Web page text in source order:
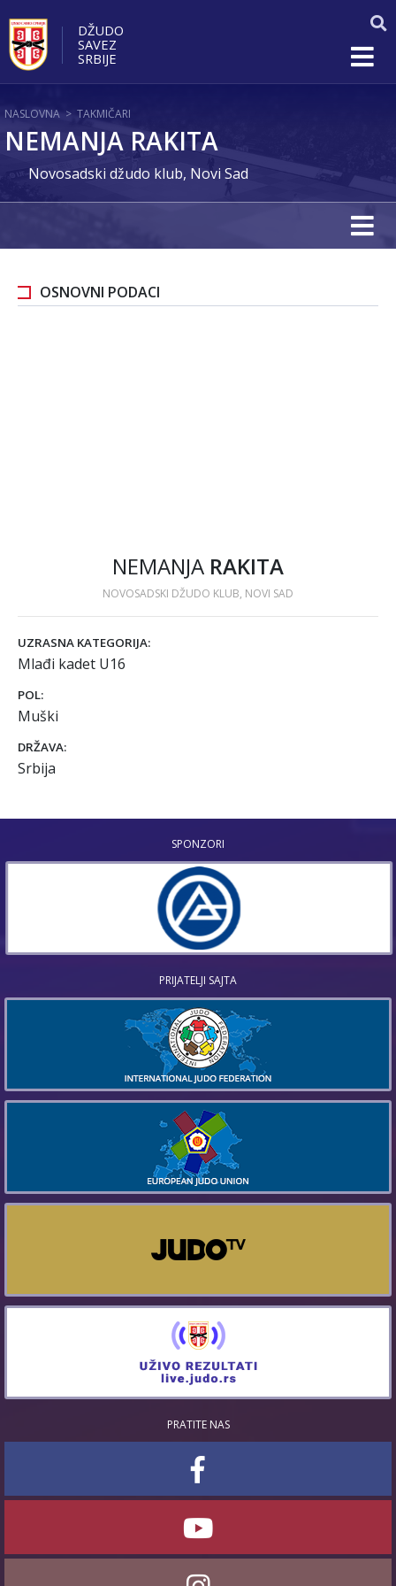
DŽUDO
SAVEZ
SRBIJE
NASLOVNA > TAKMIČARI
NEMANJA RAKITA
Novosadski džudo klub, Novi Sad
OSNOVNI PODACI
NEMANJA RAKITA
NOVOSADSKI DŽUDO KLUB, NOVI SAD
UZRASNA KATEGORIJA:
Mlađi kadet U16
POL:
Muški
DRŽAVA:
Srbija
SPONZORI
PRIJATELJI SAJTA
PRATITE NAS